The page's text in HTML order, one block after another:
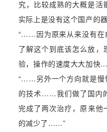
究，比较成熟的大概是活
实际上是没有这个国产的
“……因为原来从来没有
了解这个到底该怎么放
验，操作的速度大大加快
“……另外一个方向就是
的技术……我们做了国内
完成了两次治疗，原来他
的减少了……”